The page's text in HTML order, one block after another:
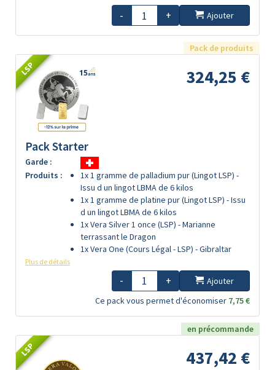
- + Ajouter
Pack de produits
LSP 324,25 €
Pack Starter
Garde :
Produits :
1x 1 gramme de palladium pur (Lingot LSP) -
Issu d un lingot LBMA de 6 kilos
1x 1 gramme de platine pur (Lingot LSP) - Issu
d un lingot LBMA de 6 kilos
1x Vera Silver 1 once (LSP) - Marianne
terrassant le Dragon
1x Vera One (Cours Légal - LSP) - Gibraltar
Plus de détails
- +
Ajouter
Ce pack vous permet d'économiser 7,75 €
en précommande
LSP 437,42 €